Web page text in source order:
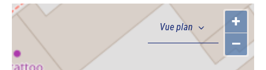
+
–